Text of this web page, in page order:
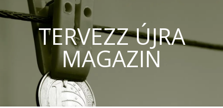
TERVEZZ ÚJRA
MAGAZIN